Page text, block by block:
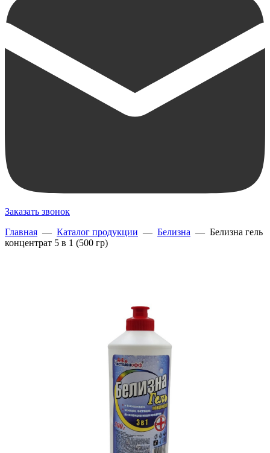
Заказать звонок
Главная — Каталог продукции — Белизна — Белизна гель
концентрат 5 в 1 (500 гр)